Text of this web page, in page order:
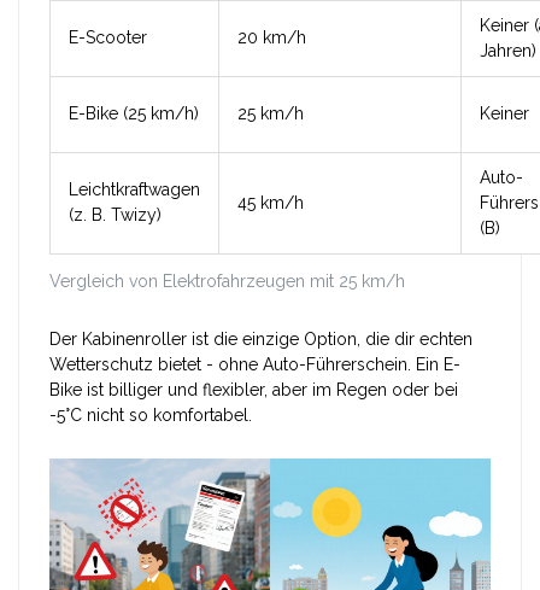
Vergleich von Elektrofahrzeugen mit 25 km/h
E-Scooter 20 km/h
Keiner
Jahren)
E-Bike (25 km/h) 25 km/h Keiner
Leichtkraftwagen
(z. B. Twizy)
45 km/h
Auto-
(B)
Der Kabinenroller ist die einzige Option, die dir echten
Wetterschutz bietet - ohne Auto-Führerschein. Ein E-
Bike ist billiger und flexibler, aber im Regen oder bei
-5°C nicht so komfortabel.